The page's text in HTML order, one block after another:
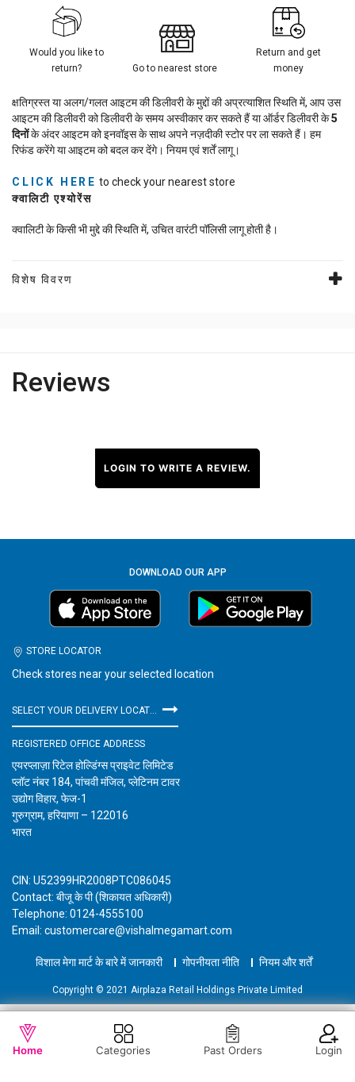
WISHLIST OUT OF STOCK
Would you like to
return?
Go to nearest store
Return and get
money
क्षतिग्रस्त या अलग/गलत आइटम की डिलीवरी के मुद्दों की अप्रत्याशित स्थिति में, आप उस
आइटम की डिलीवरी को डिलीवरी के समय अस्वीकार कर सकते हैं या ऑर्डर डिलीवरी के5
दिनोंके अंदर आइटम को इनवॉइस के साथ अपने नज़दीकी स्टोर पर ला सकते हैं। हम
रिफंड करेंगे या आइटम को बदल कर देंगे। नियम एवं शर्तें लागू।
CLICK HERE to check your nearest store
क्वालिटी एश्योरेंस
क्वालिटी के किसी भी मुद्दे की स्थिति में, उचित वारंटी पॉलिसी लागू होती है।
विशेष विवरण
Reviews
LOGIN TO WRITE A REVIEW.
DOWNLOAD OUR APP
STORE LOCATOR
Check stores near your selected location
REGISTERED OFFICE ADDRESS
एयरप्लाज़ा रिटेल होल्डिंग्स प्राइवेट लिमिटेड
प्लॉट नंबर 184, पांचवी मंजिल, प्लेटिनम टावर
उद्योग विहार, फेज-1
गुरुग्राम, हरियाणा – 122016
भारत
CIN: U52399HR2008PTC086045
Contact: बीजू के पी (शिकायत अधिकारी)
Telephone: 0124-4555100
Email: customercare@vishalmegamart.com
विशाल मेगा मार्ट के बारे में जानकारी गोपनीयता नीति नियम और शर्तें
Copyright © 2021 Airplaza Retail Holdings Private Limited
Home Categories Past Orders Login